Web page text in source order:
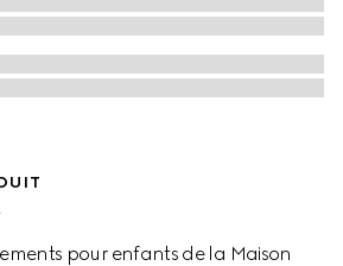
pour enfants de la Maison